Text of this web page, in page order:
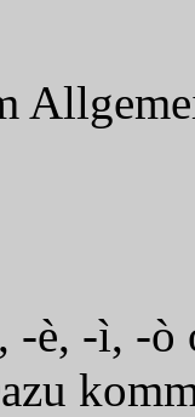
-è, -ì, -ò